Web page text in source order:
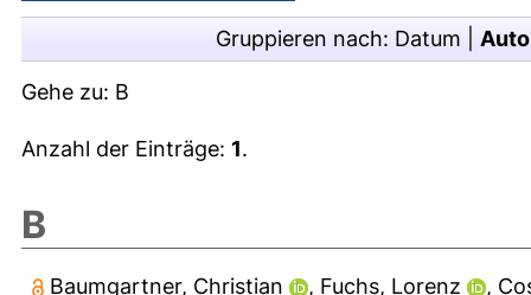
Gruppieren nach: Datum
Gehe zu: B
Anzahl der Einträge: 1.
B
Baumgartner, Christian , Fuchs, Lorenz ,